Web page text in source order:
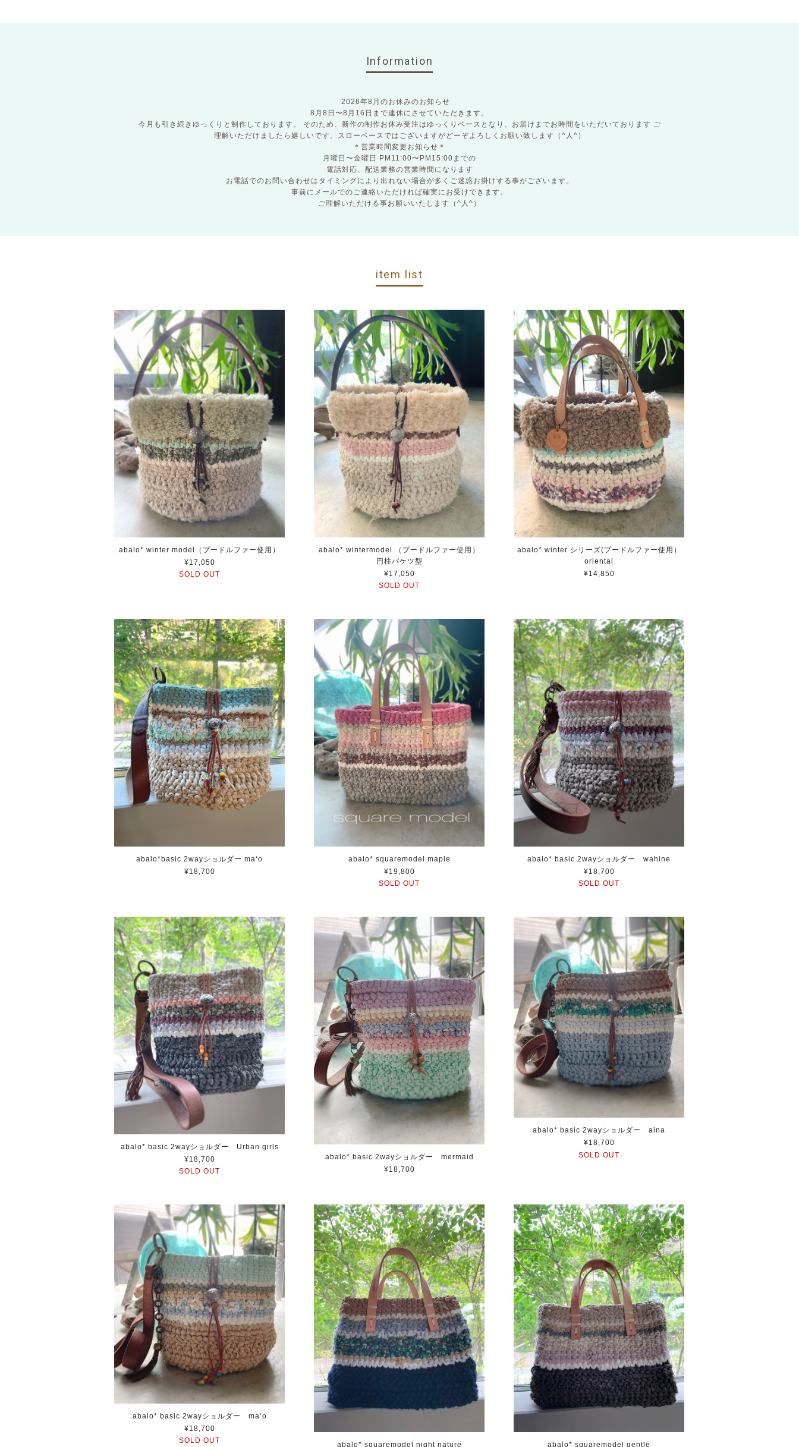
Information
2026年8月のお休みのお知らせ
8月8日〜8月16日まで連休にさせていただきます。
今月も引き続きゆっくりと制作しております。 そのため、新作の制作お休み受注はゆっくりペースとなり、お届けまでお時間をいただいております ご
理解いただけましたら嬉しいです。スローペースではございますがどーぞよろしくお願い致します（^人^）
＊営業時間変更お知らせ＊
月曜日〜金曜日 PM11:00〜PM15:00までの
電話対応、配送業務の営業時間になります
お電話でのお問い合わせはタイミングにより出れない場合が多くご迷惑お掛けする事がございます。
事前にメールでのご連絡いただければ確実にお受けできます。
ご理解いただける事お願いいたします（^人^）
item list
abalo* winter model（プードルファー使用）
¥17,050
SOLD OUT
abalo* wintermodel （プードルファー使用）
円柱バケツ型
¥17,050
SOLD OUT
abalo* winter シリーズ(プードルファー使用）
oriental
¥14,850
abalo*basic 2wayショルダー ma‘o
¥18,700
abalo* squaremodel maple
¥19,800
SOLD OUT
abalo* basic 2wayショルダー wahine
¥18,700
SOLD OUT
abalo* basic 2wayショルダー Urban girls
¥18,700
SOLD OUT
abalo* basic 2wayショルダー mermaid
¥18,700
abalo* basic 2wayショルダー aina
¥18,700
SOLD OUT
abalo* basic 2wayショルダー ma‘o
¥18,700
SOLD OUT
abalo* squaremodel night nature abalo* squaremodel gentle